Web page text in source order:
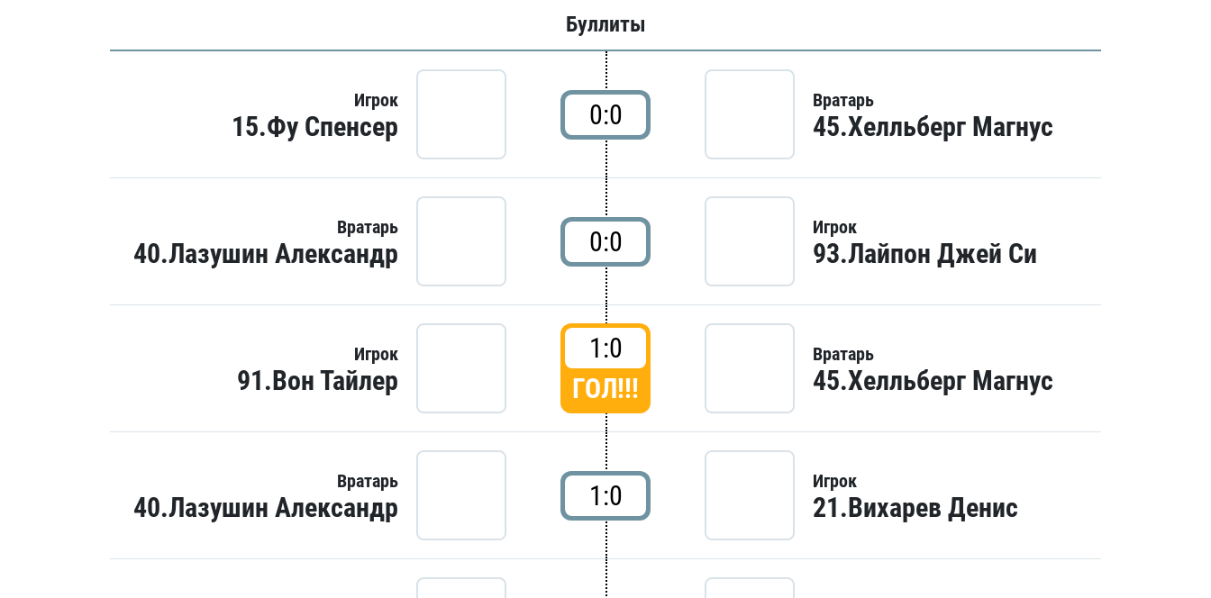
Буллиты
Игрок
15.Фу Спенсер 0:0 Вратарь
45.Хелльберг Магнус
Вратарь
40.Лазушин Александр 0:0 Игрок
93.Лайпон Джей Си
Игрок
91.Вон Тайлер
1:0
ГОЛ!!!
Вратарь
45.Хелльберг Магнус
Вратарь
40.Лазушин Александр 1:0 Игрок
21.Вихарев Денис